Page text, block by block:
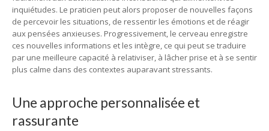
inquiétudes. Le praticien peut alors proposer de nouvelles façons
de percevoir les situations, de ressentir les émotions et de réagir
aux pensées anxieuses. Progressivement, le cerveau enregistre
ces nouvelles informations et les intègre, ce qui peut se traduire
par une meilleure capacité à relativiser, à lâcher prise et à se sentir
plus calme dans des contextes auparavant stressants.
Une approche personnalisée et
rassurante